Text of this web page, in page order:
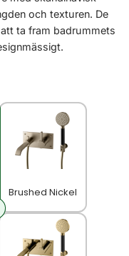
och texturen. De
ta fram badrummets
Brushed Nickel